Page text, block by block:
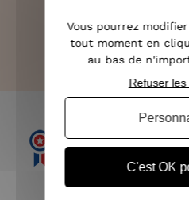
CB, PAYPAL, APPLE
Vous pourrez
tout moment en
au bas de
C'est OK
Refuser les